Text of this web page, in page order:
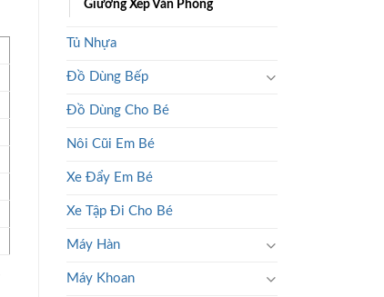
Giường Xếp Văn Phòng
Tủ Nhựa
Đồ Dùng Bếp
Đồ Dùng Cho Bé
Nôi Cũi Em Bé
Xe Đẩy Em Bé
Xe Tập Đi Cho Bé
Máy Hàn
Máy Khoan